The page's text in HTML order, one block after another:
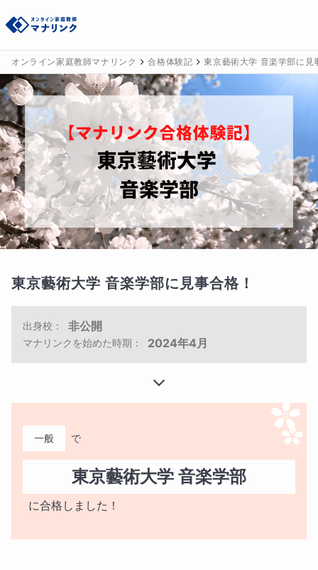
オンライン家庭教師マナリンク 合格体験記 東京藝術大学 音楽学部に見
東京藝術大学 音楽学部に見事合格！
出身校： 非公開
マナリンクを始めた時期： 2024年4月
一般 で
東京藝術大学 音楽学部
に合格しました！